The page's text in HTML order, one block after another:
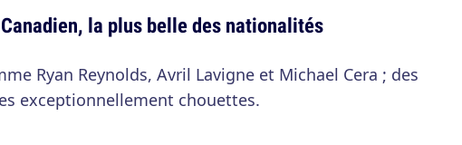
la plus belle des nationalités
Ryan Reynolds, Avril Lavigne et Michael Cera ; des
exceptionnellement chouettes.